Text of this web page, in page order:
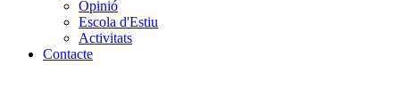
Opinió
Escola d'Estiu
Activitats
Contacte